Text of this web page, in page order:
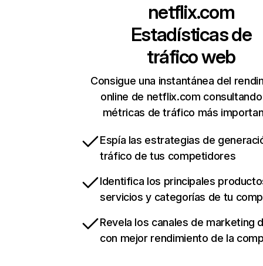
netflix.com
Estadísticas de
tráfico web
Consigue una instantánea del
online de netflix.com
métricas de tráfico más
Espía las estrategias de
tráfico de tus competidores
Identifica los principales
servicios y categorías de tu
Revela los canales de marketing
con mejor rendimiento de la